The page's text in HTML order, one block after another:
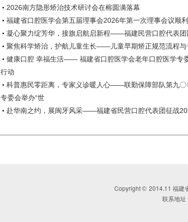
2026南方隐形矫治技术研讨会在榕圆满落幕
福建省口腔医学会第五届理事会2026年第一次理事会议顺
凝心聚力绽芳华，接旗启航启新程——福建民营口腔代表团
聚焦科学矫治，护航儿童生长——儿童早期矫正规范流程与
健康口腔 幸福生活—— 福建省口腔医学会老年口腔医学专
行动
科普惠民零距离，专家义诊暖人心——联勤保障部队第九
专委会举办“世
赴华南之约，展闽牙风采——福建省民营口腔代表团征战
Copyright © 2014.11 福建
联系地址